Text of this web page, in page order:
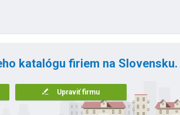
katalógu firiem na Slovensku.
Upraviť firmu